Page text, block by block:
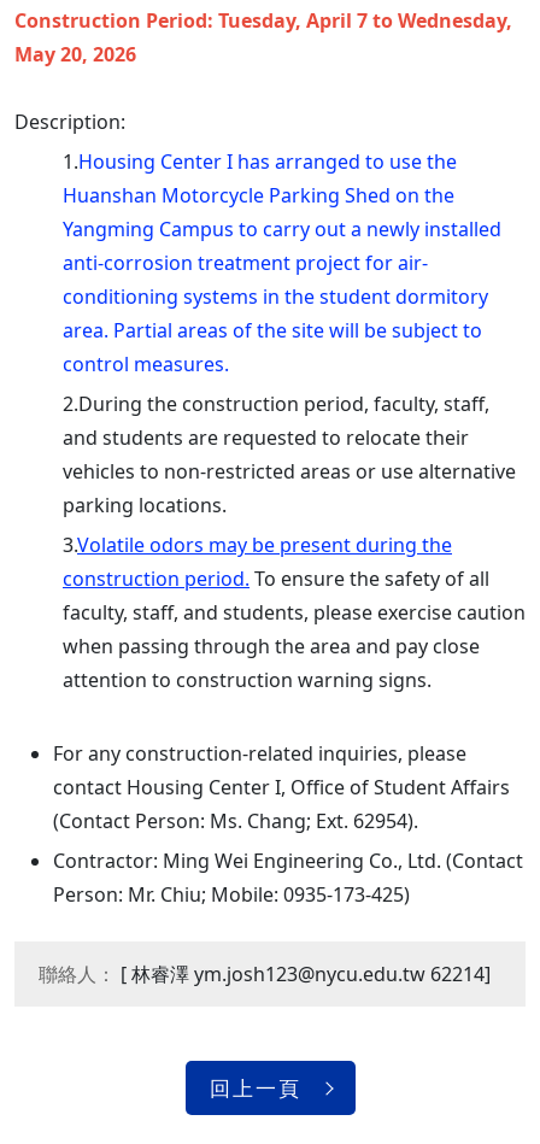
Construction Period: Tuesday, April 7 to Wednesday,
May 20, 2026
Description:
1.Housing Center I has arranged to use the
Huanshan Motorcycle Parking Shed on the
Yangming Campus to carry out a newly installed
anti-corrosion treatment project for air-
conditioning systems in the student dormitory
area. Partial areas of the site will be subject to
control measures.
2.During the construction period, faculty, staff,
and students are requested to relocate their
vehicles to non-restricted areas or use alternative
parking locations.
3.Volatile odors may be present during the
construction period. To ensure the safety of all
faculty, staff, and students, please exercise caution
when passing through the area and pay close
attention to construction warning signs.
For any construction-related inquiries, please
contact Housing Center I, Office of Student Affairs
(Contact Person: Ms. Chang; Ext. 62954).
Contractor: Ming Wei Engineering Co., Ltd. (Contact
Person: Mr. Chiu; Mobile: 0935-173-425)
聯絡人： [ 林睿澤 ym.josh123@nycu.edu.tw 62214]
回上一頁